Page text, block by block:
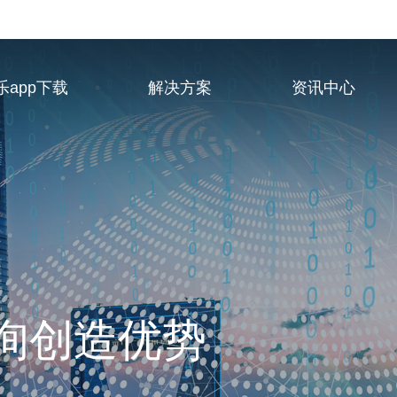
app下载 解决方案 资讯中心
创造优势
服务供应商